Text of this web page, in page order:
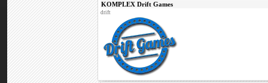
KOMPLEX Drift Games
drift